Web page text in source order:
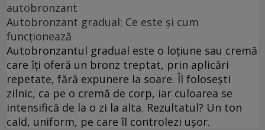
autobronzant
Autobronzant gradual: Ce este și cum
funcționează
Autobronzantul gradual este o loțiune sau cremă
care îți oferă un bronz treptat, prin aplicări
repetate, fără expunere la soare. Îl folosești
zilnic, ca pe o cremă de corp, iar culoarea se
intensifică de la o zi la alta. Rezultatul? Un ton
cald, uniform, pe care îl controlezi ușor.